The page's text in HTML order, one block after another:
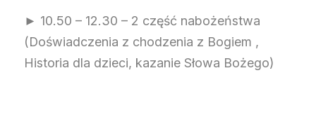
► 10.50 – 12.30 – 2 część nabożeństwa
(Doświadczenia z chodzenia z Bogiem ,
Historia dla dzieci, kazanie Słowa Bożego)